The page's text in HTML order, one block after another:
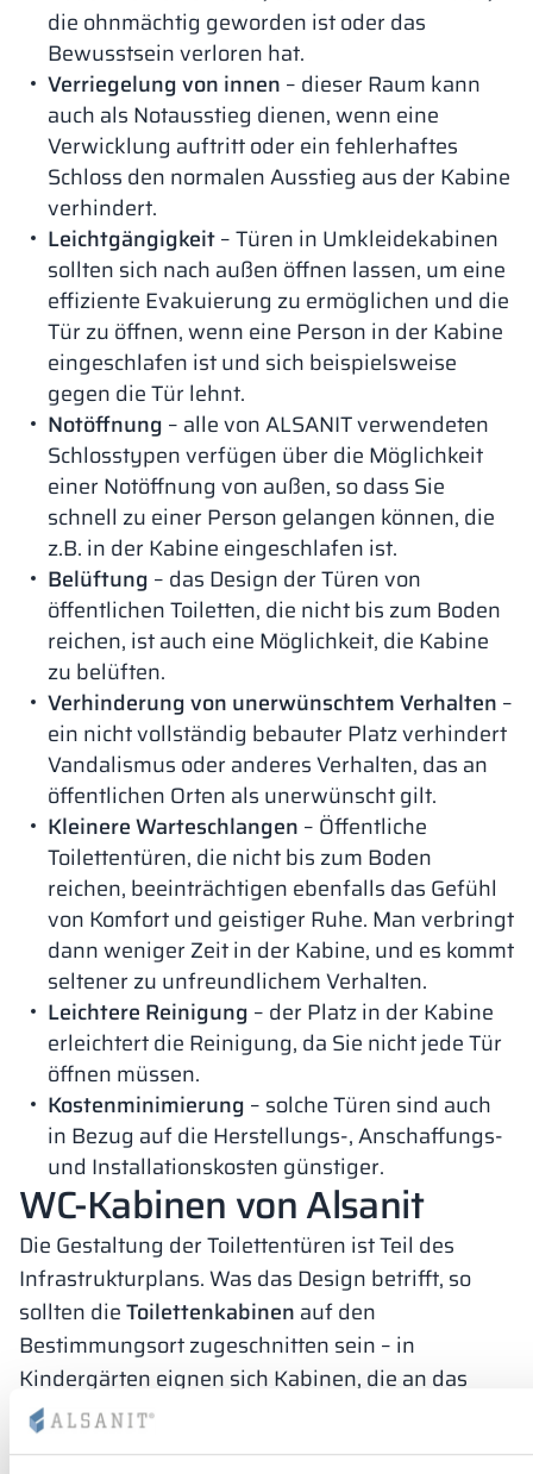
die ohnmächtig geworden ist oder das
Bewusstsein verloren hat.
Verriegelung von innen – dieser Raum kann
auch als Notausstieg dienen, wenn eine
Verwicklung auftritt oder ein fehlerhaftes
Schloss den normalen Ausstieg aus der Kabine
verhindert.
Leichtgängigkeit– Türen in Umkleidekabinen
sollten sich nach außen öffnen lassen, um eine
effiziente Evakuierung zu ermöglichen und die
Tür zu öffnen, wenn eine Person in der Kabine
eingeschlafen ist und sich beispielsweise
gegen die Tür lehnt.
Notöffnung – alle von ALSANIT verwendeten
Schlosstypen verfügen über die Möglichkeit
einer Notöffnung von außen, so dass Sie
schnell zu einer Person gelangen können, die
z.B. in der Kabine eingeschlafen ist.
Belüftung – das Design der Türen von
öffentlichen Toiletten, die nicht bis zum Boden
reichen, ist auch eine Möglichkeit, die Kabine
zu belüften.
Verhinderung von unerwünschtem Verhalten –
ein nicht vollständig bebauter Platz verhindert
Vandalismus oder anderes Verhalten, das an
öffentlichen Orten als unerwünscht gilt.
Kleinere Warteschlangen – Öffentliche
Toilettentüren, die nicht bis zum Boden
reichen, beeinträchtigen ebenfalls das Gefühl
von Komfort und geistiger Ruhe. Man verbringt
dann weniger Zeit in der Kabine, und es kommt
seltener zu unfreundlichem Verhalten.
Leichtere Reinigung – der Platz in der Kabine
erleichtert die Reinigung, da Sie nicht jede Tür
öffnen müssen.
Kostenminimierung – solche Türen sind auch
in Bezug auf die Herstellungs-, Anschaffungs-
und Installationskosten günstiger.
WC-Kabinen von Alsanit
Die Gestaltung der Toilettentüren ist Teil des
Infrastrukturplans. Was das Design betrifft, so
sollten dieToilettenkabinen auf den
Bestimmungsort zugeschnitten sein – in
Kindergärten eignen sich Kabinen, die an das
Alter und die Größe der Kinder angepasst sind,
und die Türen selbst sollten farbenfroh und leicht